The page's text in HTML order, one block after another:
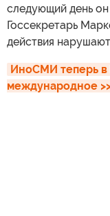
следующий день
Госсекретарь
действия
ИноСМИ теперь в
международное